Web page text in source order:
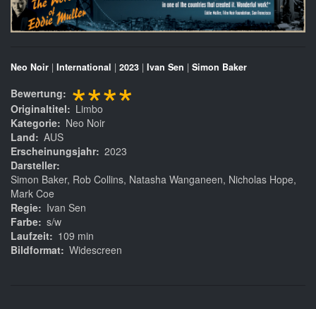
Neo Noir | International | 2023 | Ivan Sen | Simon Baker
Bewertung ****
Originaltitel
Limbo
Kategorie
Neo Noir
Land
AUS
Erscheinungsjahr 2023
Darsteller
Simon Baker, Rob Collins, Natasha Wanganeen, Nicholas Hope,
Mark Coe
Regie
Ivan Sen
Farbe s/w
Laufzeit
109 min
Bildformat Widescreen